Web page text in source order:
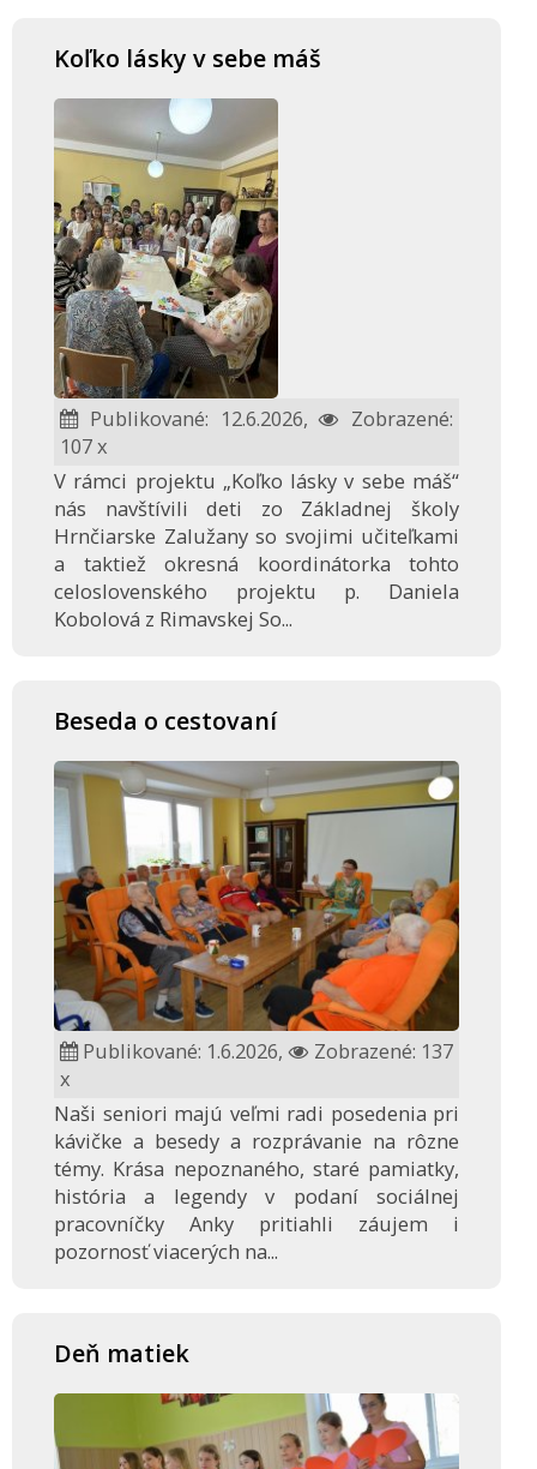
Koľko lásky v sebe máš
Publikované: 12.6.2026,
Zobrazené:
107 x
V rámci projektu „Koľko lásky v sebe máš“
nás navštívili deti zo Základnej školy
Hrnčiarske Zalužany so svojimi učiteľkami
a taktiež okresná koordinátorka tohto
celoslovenského projektu p. Daniela
Kobolová z Rimavskej So...
Beseda o cestovaní
Publikované: 1.6.2026,
Zobrazené: 137
x
Naši seniori majú veľmi radi posedenia pri
kávičke a besedy a rozprávanie na rôzne
témy. Krása nepoznaného, staré pamiatky,
história a legendy v podaní sociálnej
pracovníčky Anky pritiahli záujem i
pozornosť viacerých na...
Deň matiek